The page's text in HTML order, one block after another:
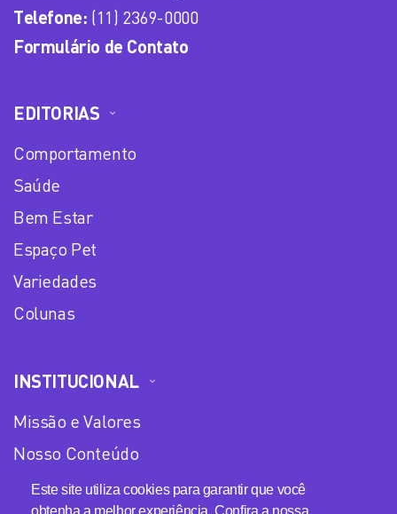
Este site utiliza cookies para garantir que você
Telefone: (11) 2369-0000
Formulário de Contato
EDITORIAS
Comportamento
Saúde
Bem Estar
Espaço Pet
Variedades
Colunas
INSTITUCIONAL
Missão e Valores
Nosso Conteúdo
Equipe